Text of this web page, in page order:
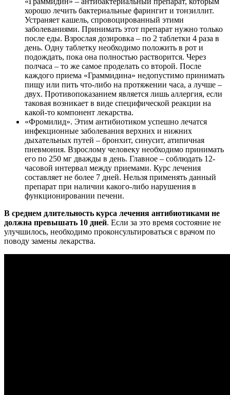
хорошо лечить бактериальные фарингит и тонзиллит.
Устраняет кашель, спровоцированный этими
заболеваниями. Принимать этот препарат нужно только
после еды. Взрослая дозировка – по 2 таблетки 4 раза в
день. Одну таблетку необходимо положить в рот и
подождать, пока она полностью растворится. Через
полчаса – то же самое проделать со второй. После
каждого приема «Граммидина» недопустимо принимать
пищу или пить что-либо на протяжении часа, а лучше –
двух. Противопоказанием является лишь аллергия, если
таковая возникает в виде специфической реакции на
какой-то компонент лекарства.
«Фромилид». Этим антибиотиком успешно лечатся
инфекционные заболевания верхних и нижних
дыхательных путей – бронхит, синусит, атипичная
пневмония. Взрослому человеку необходимо принимать
его по 250 мг дважды в день. Главное – соблюдать 12-
часовой интервал между приемами. Курс лечения
составляет не более 7 дней. Нельзя применять данный
препарат при наличии какого-либо нарушения в
функционировании печени.
В среднем длительность курса лечения антибиотиками не
должна превышать 10 дней. Если за это время состояние не
улучшилось, необходимо проконсультироваться с врачом по
поводу замены лекарства.